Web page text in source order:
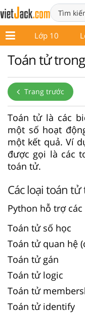
9 Lớp 10
Toán tử
Trang trước
Toán tử là các
một số hoạt
một kết quả. Ví
được gọi là các
toán tử.
Các loại toán
Python hỗ trợ
Toán tử số học
Toán tử quan hệ
Toán tử gán
Toán tử logic
Toán tử
Toán tử identify